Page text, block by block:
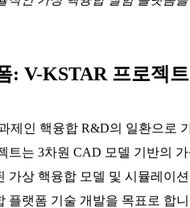
: V-KSTAR 프로젝
제인 핵융합 R&D의 일환으로
는 3차원 CAD 모델 기반의
상 핵융합 모델 및 시뮬레이
랫폼 기술 개발을 목표로 합